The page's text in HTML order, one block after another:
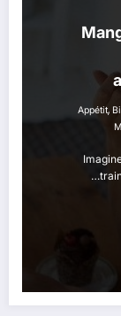
Appétit,